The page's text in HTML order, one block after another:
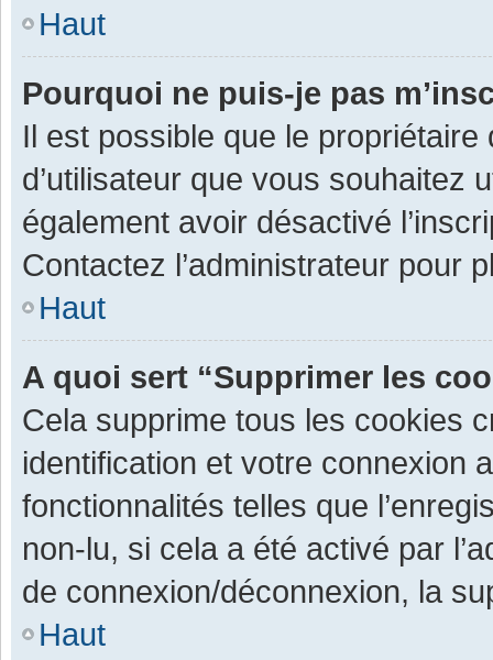
Haut
Pourquoi ne puis-je pas
Il est possible que le
d’utilisateur que vous souhaitez
également avoir désactivé
Contactez l’administrateur pour
Haut
A quoi sert “Supprimer les
Cela supprime tous les cookies
identification et votre connexion
fonctionnalités telles que
non-lu, si cela a été activé par
de connexion/déconnexion, la
Haut